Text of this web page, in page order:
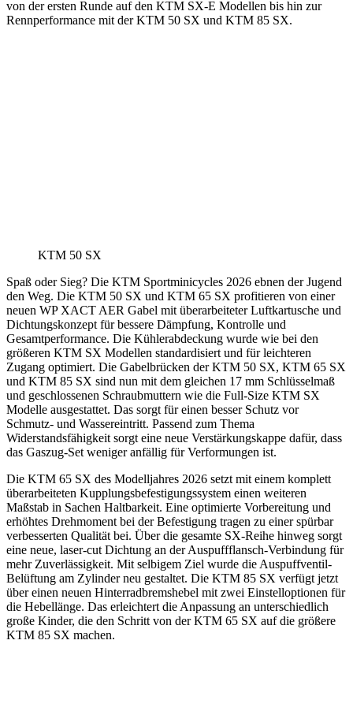
von der ersten Runde auf den KTM SX-E Modellen bis hin zur
Rennperformance mit der KTM 50 SX und KTM 85 SX.
KTM 50 SX
Spaß oder Sieg? Die KTM Sportminicycles 2026 ebnen der Jugend
den Weg. Die KTM 50 SX und KTM 65 SX profitieren von einer
neuen WP XACT AER Gabel mit überarbeiteter Luftkartusche und
Dichtungskonzept für bessere Dämpfung, Kontrolle und
Gesamtperformance. Die Kühlerabdeckung wurde wie bei den
größeren KTM SX Modellen standardisiert und für leichteren
Zugang optimiert. Die Gabelbrücken der KTM 50 SX, KTM 65 SX
und KTM 85 SX sind nun mit dem gleichen 17 mm Schlüsselmaß
und geschlossenen Schraubmuttern wie die Full-Size KTM SX
Modelle ausgestattet. Das sorgt für einen besser Schutz vor
Schmutz- und Wassereintritt. Passend zum Thema
Widerstandsfähigkeit sorgt eine neue Verstärkungskappe dafür, dass
das Gaszug-Set weniger anfällig für Verformungen ist.
Die KTM 65 SX des Modelljahres 2026 setzt mit einem komplett
überarbeiteten Kupplungsbefestigungssystem einen weiteren
Maßstab in Sachen Haltbarkeit. Eine optimierte Vorbereitung und
erhöhtes Drehmoment bei der Befestigung tragen zu einer spürbar
verbesserten Qualität bei. Über die gesamte SX-Reihe hinweg sorgt
eine neue, laser-cut Dichtung an der Auspuffflansch-Verbindung für
mehr Zuverlässigkeit. Mit selbigem Ziel wurde die Auspuffventil-
Belüftung am Zylinder neu gestaltet. Die KTM 85 SX verfügt jetzt
über einen neuen Hinterradbremshebel mit zwei Einstelloptionen für
die Hebellänge. Das erleichtert die Anpassung an unterschiedlich
große Kinder, die den Schritt von der KTM 65 SX auf die größere
KTM 85 SX machen.